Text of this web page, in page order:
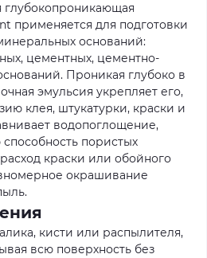
глубокопроникающая
применяется для подготовки
оснований:
цементных, цементно-
Проникая глубоко в
эмульсия укрепляет его,
клея, штукатурки, краски и
водопоглощение,
пористых
краски или обойного
окрашивание
кисти или распылителя,
всю поверхность без